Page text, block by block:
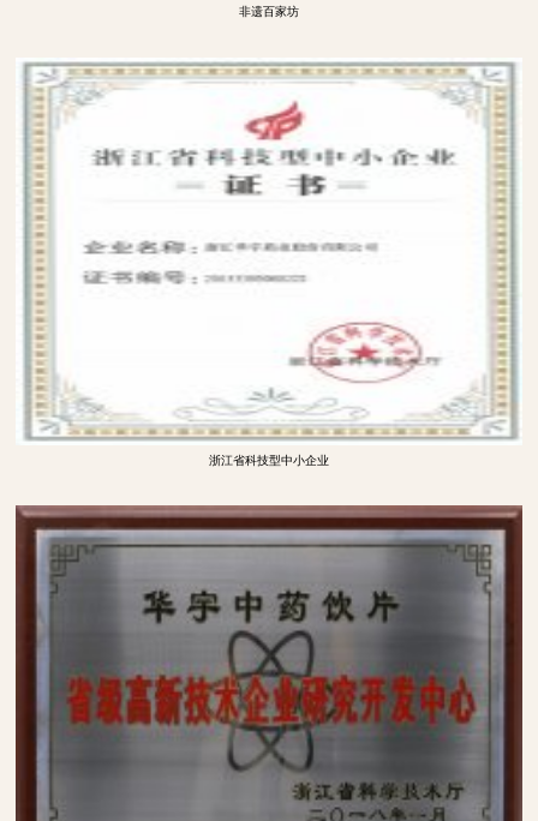
非遗百家坊
浙江省科技型中小企业